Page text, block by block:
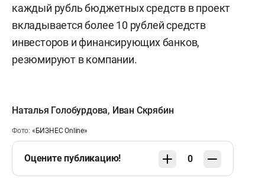
каждый рубль бюджетных средств в проект
вкладывается более 10 рублей средств
инвесторов и финансирующих банков,
резюмируют в компании.
Наталья Голобурдова, Иван Скрябин
Фото: «БИЗНЕС Online»
Оцените публикацию! 0